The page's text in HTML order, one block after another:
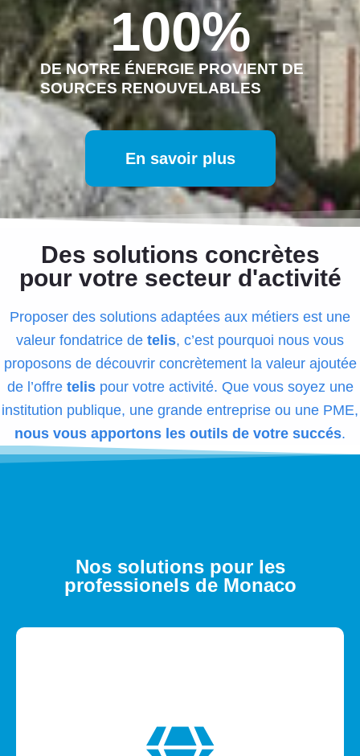
DE NOTRE ÉNERGIE PROVIENT DE
SOURCES RENOUVELABLES
100%
En savoir plus
Des solutions concrètes
pour votre secteur d'activité
Proposer des solutions adaptées aux métiers est une
valeur fondatrice de telis, c’est pourquoi nous vous
proposons de découvrir concrètement la valeur ajoutée
de l’offre telispour votre activité. Que vous soyez une
institution publique, une grande entreprise ou une PME,
nous vous apportons les outils de votre succés.
Nos solutions pour les
professionels de Monaco